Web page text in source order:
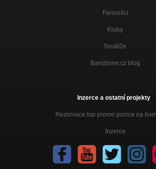
Fanoušci
Kluby
Soutěže
Bandzone.cz blog
Inzerce a ostatní projekty
Rezervace top promo pozice na
Inzerce